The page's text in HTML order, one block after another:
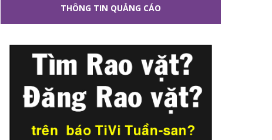
THÔNG TIN QUẢNG CÁO